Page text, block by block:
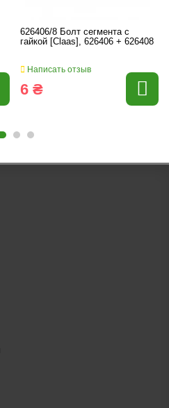
626406/8 Болт сегмента с
гайкой [Claas], 626406 + 626408
Написать отзыв
6 ₴